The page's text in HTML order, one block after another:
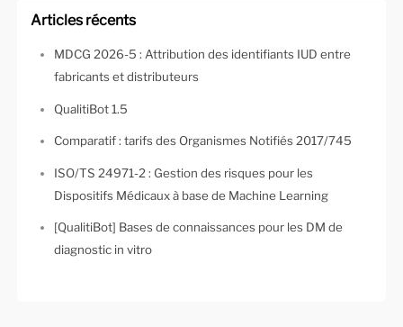
Articles récents
MDCG 2026-5 : Attribution des identifiants IUD entre
fabricants et distributeurs
QualitiBot 1.5
Comparatif : tarifs des Organismes Notifiés 2017/745
ISO/TS 24971-2 : Gestion des risques pour les
Dispositifs Médicaux à base de Machine Learning
[QualitiBot] Bases de connaissances pour les DM de
diagnostic in vitro